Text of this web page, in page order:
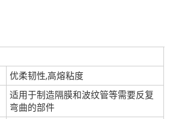
优柔韧性,高熔粘度
适用于制造隔膜和波纹管等需要反复
弯曲的部件